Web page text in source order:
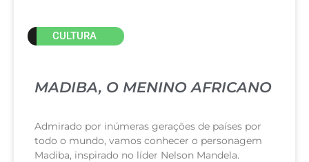
CULTURA
MADIBA, O MENINO AFRICANO
Admirado por inúmeras gerações de países por
todo o mundo, vamos conhecer o personagem
Madiba, inspirado no líder Nelson Mandela.